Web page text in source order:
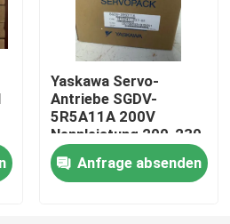
Yaskawa Servo-
Antriebe SGDV-
5R5A11A 200V
Nennleistung 200-230
VAC, 60 Hz Eingang
Anfrage absenden